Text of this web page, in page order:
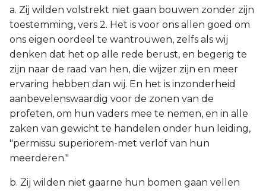
a. Zij wilden volstrekt niet gaan bouwen zonder zijn
toestemming, vers 2. Het is voor ons allen goed om
ons eigen oordeel te wantrouwen, zelfs als wij
denken dat het op alle rede berust, en begerig te
zijn naar de raad van hen, die wijzer zijn en meer
ervaring hebben dan wij. En het is inzonderheid
aanbevelenswaardig voor de zonen van de
profeten, om hun vaders mee te nemen, en in alle
zaken van gewicht te handelen onder hun leiding,
"permissu superiorem-met verlof van hun
meerderen."
b. Zij wilden niet gaarne hun bomen gaan vellen